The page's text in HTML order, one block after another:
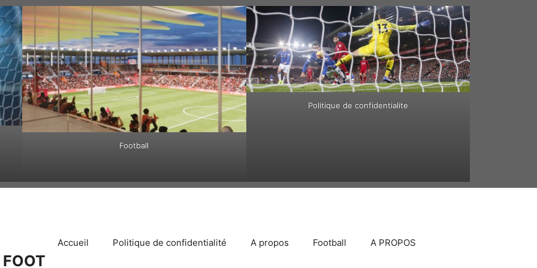
Football
Politique de confidentialite
Accueil Politique de confidentialité A propos Football A PROPOS